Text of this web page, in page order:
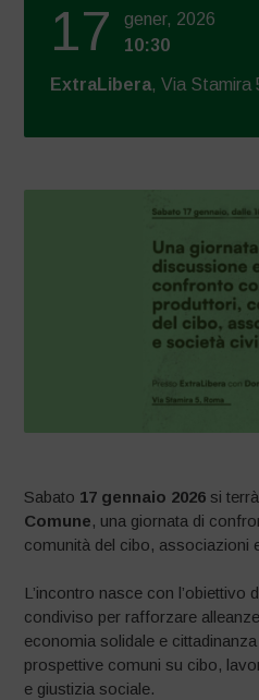
17
gener, 2026
10:30
ExtraLibera, Via Stamira
Sabato 17 gennaio 2026 si
Comune, una giornata di
comunità del cibo, associazioni
L’incontro nasce con l’obiettivo
condiviso per rafforzare
economia solidale e
prospettive comuni su cibo,
e giustizia sociale.